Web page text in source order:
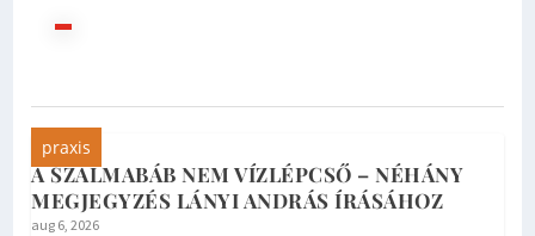
praxis
A SZALMABÁB NEM VÍZLÉPCSŐ – NÉHÁNY
MEGJEGYZÉS LÁNYI ANDRÁS ÍRÁSÁHOZ
aug 6, 2026